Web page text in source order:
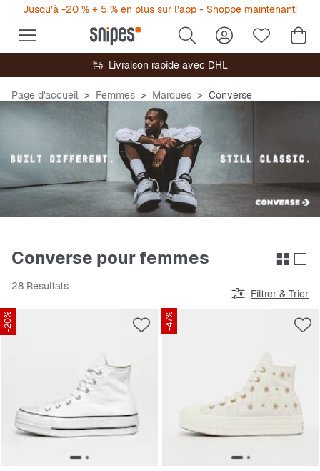
Jusqu’à -20 % + 5 % en plus sur l’app - Shoppe maintenant!
Livraison rapide avec DHL
Page d'accueil Femmes Marques Converse
Converse pour femmes
28 Résultats
Filtrer & Trier
-20% -47%